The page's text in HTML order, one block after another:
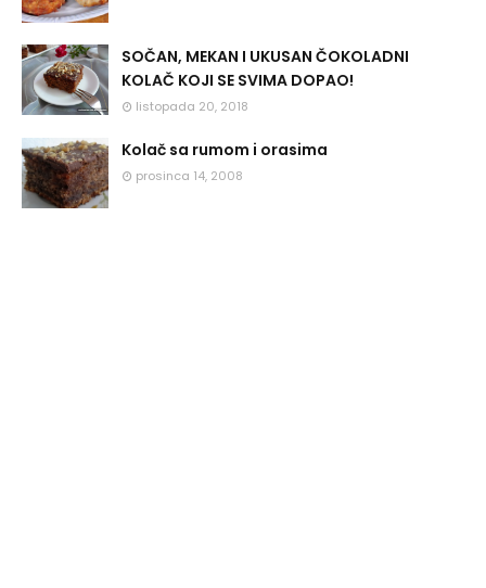
SOČAN, MEKAN I UKUSAN ČOKOLADNI
KOLAČ KOJI SE SVIMA DOPAO!
listopada 20, 2018
Kolač sa rumom i orasima
prosinca 14, 2008